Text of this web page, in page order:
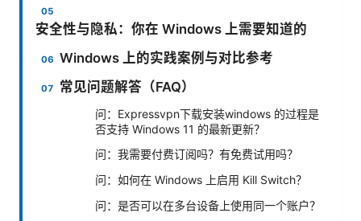
安全性与隐私：你在 Windows 上需要知道的
Windows 上的实践案例与对比参考
常见问题解答（FAQ）
问：Expressvpn下载安装windows 的过程是
否支持 Windows 11 的最新更新？
问：我需要付费订阅吗？有免费试用吗？
问：如何在 Windows 上启用 Kill Switch？
问：是否可以在多台设备上使用同一个账户？